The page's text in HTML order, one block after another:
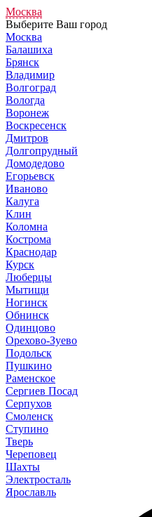
Москва
Выберите Ваш город
Москва
Балашиха
Брянск
Владимир
Волгоград
Вологда
Воронеж
Воскресенск
Дмитров
Долгопрудный
Домодедово
Егорьевск
Иваново
Калуга
Клин
Коломна
Кострома
Краснодар
Курск
Люберцы
Мытищи
Ногинск
Обнинск
Одинцово
Орехово-Зуево
Подольск
Пушкино
Раменское
Сергиев Посад
Серпухов
Смоленск
Ступино
Тверь
Череповец
Шахты
Электросталь
Ярославль